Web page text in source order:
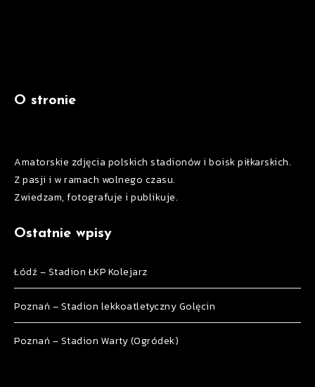
O stronie
Amatorskie zdjęcia polskich stadionów i boisk piłkarskich.
Z pasji i w ramach wolnego czasu.
Zwiedzam, fotografuje i publikuje.
Ostatnie wpisy
Łódź – Stadion ŁKP Kolejarz
Poznań – Stadion lekkoatletyczny Golęcin
Poznań – Stadion Warty (Ogródek)